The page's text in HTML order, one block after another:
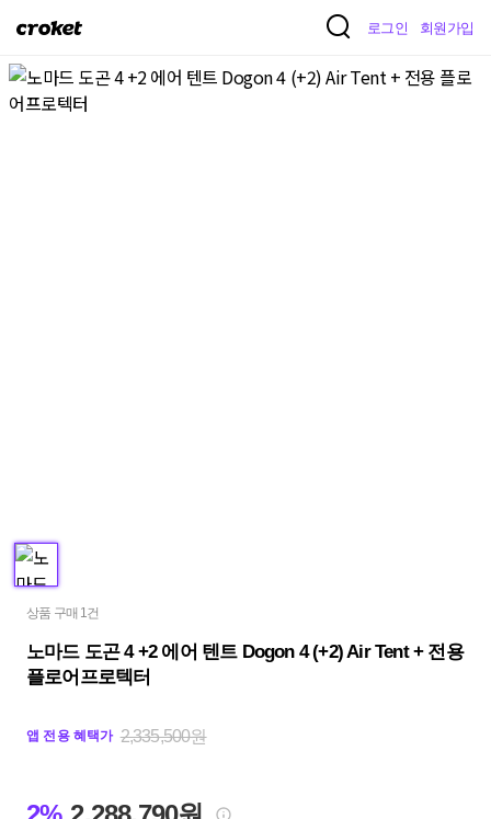
크
켓
로그인 회원가입
상품 구매 1건
노마드 도곤 4 +2 에어 텐트 Dogon 4 (+2) Air Tent + 전용
플로어프로텍터
앱 전용 혜택가 2,335,500원